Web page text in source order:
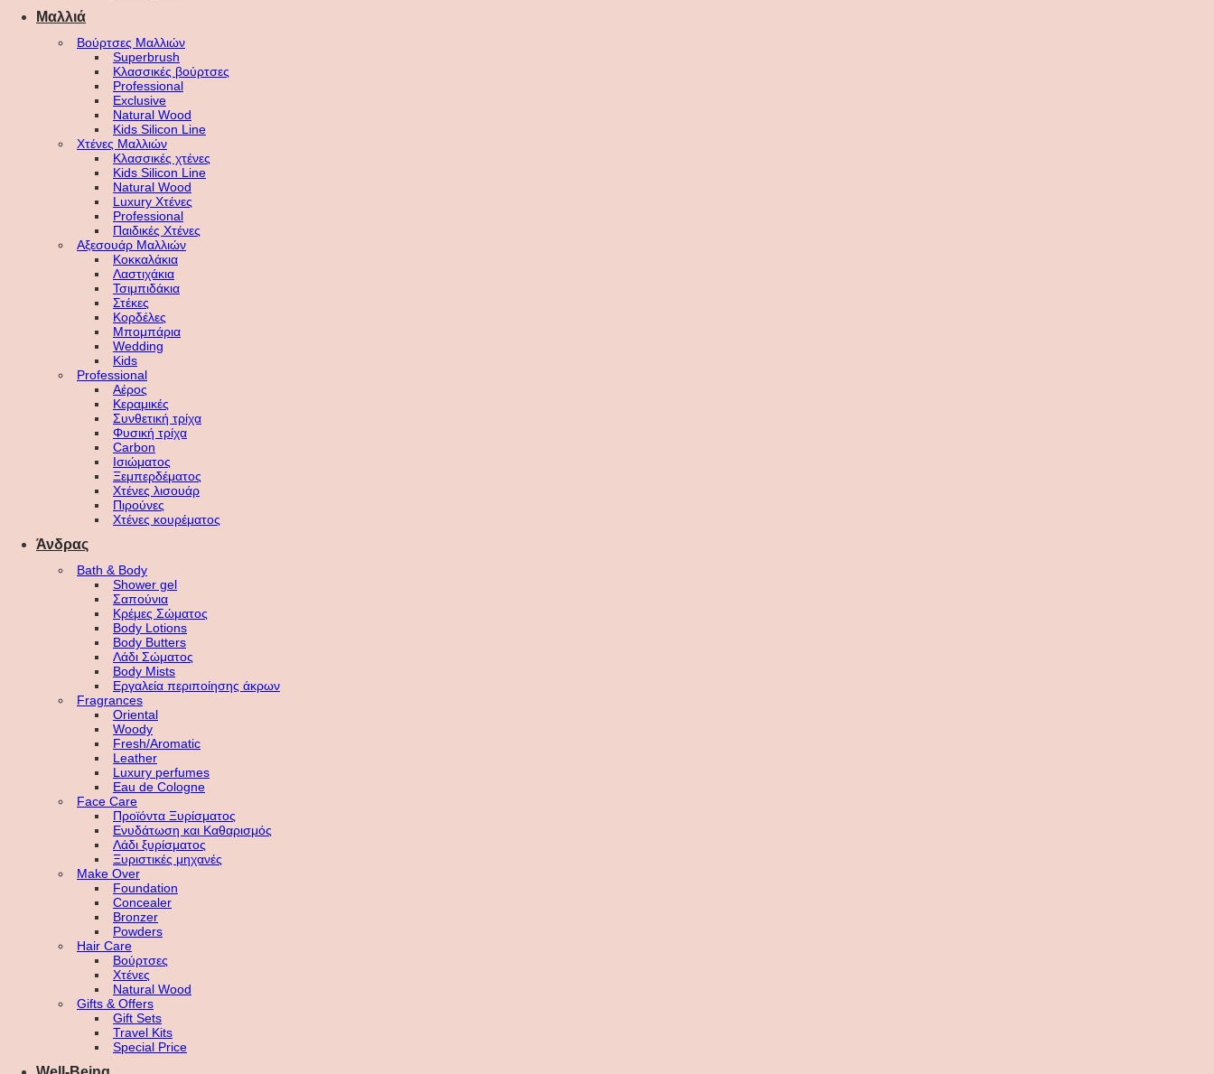
Μαλλιά
Βούρτσες Μαλλιών
Superbrush
Κλασσικές βούρτσες
Professional
Exclusive
Natural Wood
Kids Silicon Line
Χτένες Μαλλιών
Κλασσικές χτένες
Kids Silicon Line
Natural Wood
Luxury Χτένες
Professional
Παιδικές Χτένες
Αξεσουάρ Μαλλιών
Κοκκαλάκια
Λαστιχάκια
Τσιμπιδάκια
Στέκες
Κορδέλες
Μπομπάρια
Wedding
Kids
Professional
Αέρος
Κεραμικές
Συνθετική τρίχα
Φυσική τρίχα
Carbon
Ισιώματος
Ξεμπερδέματος
Χτένες λισουάρ
Πιρούνες
Χτένες κουρέματος
Άνδρας
Bath & Body
Shower gel
Σαπούνια
Κρέμες Σώματος
Body Lotions
Body Butters
Λάδι Σώματος
Body Mists
Εργαλεία περιποίησης άκρων
Fragrances
Oriental
Woody
Fresh/Aromatic
Leather
Luxury perfumes
Eau de Cologne
Face Care
Προϊόντα Ξυρίσματος
Ενυδάτωση και Καθαρισμός
Λάδι ξυρίσματος
Ξυριστικές μηχανές
Make Over
Foundation
Concealer
Bronzer
Powders
Hair Care
Βούρτσες
Χτένες
Natural Wood
Gifts & Offers
Gift Sets
Travel Kits
Special Price